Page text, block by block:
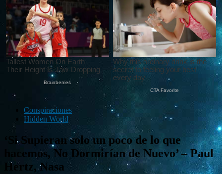
Conspiraciones
Hidden World
‘Si Supieran solo un poco de lo que
hacemos, No Dormirían de Nuevo’ – Paul
Hertz, Nasa